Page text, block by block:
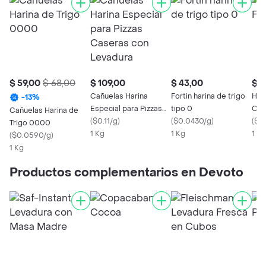
$ 59,00 $ 68,00
-13%
Cañuelas Harina de
Trigo 0000
($0.0590/g)
1 Kg
$ 109,00
Cañuelas Harina
Especial para Pizzas
Caseras con Levadura
($0.11/g)
1 Kg
$ 43,00
Fortin harina de trigo
tipo 0
($0.0430/g)
1 Kg
$
(
1 Kg
Productos complementarios en Devoto